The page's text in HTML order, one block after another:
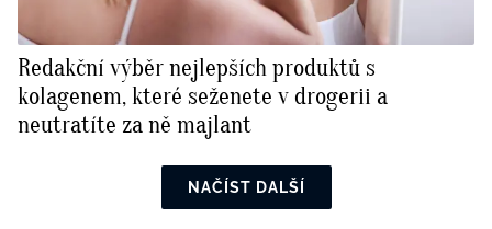
Redakční výběr nejlepších produktů s
kolagenem, které seženete v drogerii a
neutratíte za ně majlant
NAČÍST DALŠÍ